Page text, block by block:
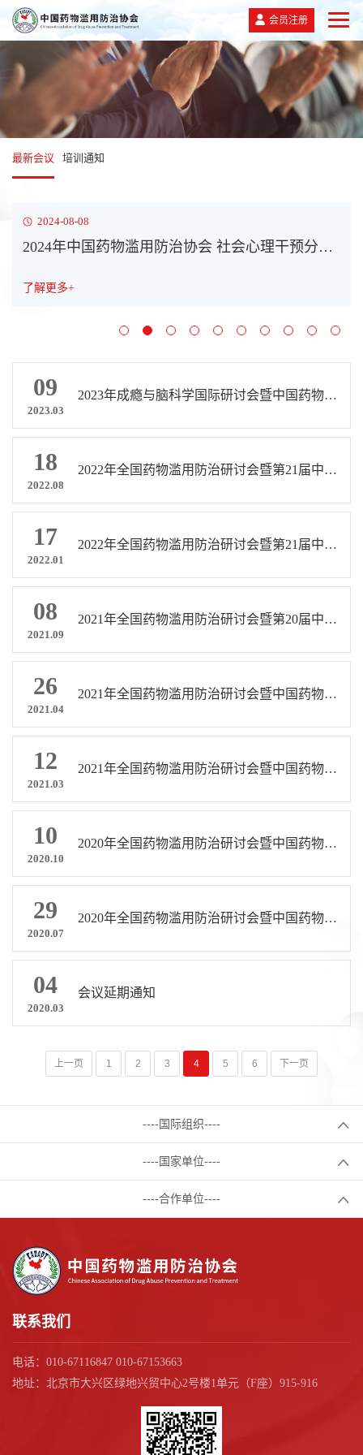
会员注册
最新会议 培训通知
2024-08-08
2024年中国药物滥用防治协会 社会心理干预分会年会通知（第二轮）
了解更多+
09
2023.03
2023年成瘾与脑科学国际研讨会暨中国药物滥用防治协会成瘾与脑科学分会第一届学术会议通知
18
2022.08
2022年全国药物滥用防治研讨会暨第21届中国药物滥用防治协会学术会议 通知（第二轮）
17
2022.01
2022年全国药物滥用防治研讨会暨第21届中国药物滥用防治协会学术会议通知
08
2021.09
2021年全国药物滥用防治研讨会暨第20届中国药物滥用防治协会学术会议第二轮通知
26
2021.04
2021年全国药物滥用防治研讨会暨中国药物滥用防治协会第二十届学术会议招商通知
12
2021.03
2021年全国药物滥用防治研讨会暨中国药物滥用防治协会第二十届学术会议通知
10
2020.10
2020年全国药物滥用防治研讨会暨中国药物滥用防治协会第十九届学术会议 通知（第三轮）
29
2020.07
2020年全国药物滥用防治研讨会暨中国药物滥用防治协会第十九届学术会议通知（第二轮）
04
2020.03
会议延期通知
上一页 1 2 3 4 5 6 下一页
----国际组织----
----国家单位----
----合作单位----
联系我们
电话：010-67116847 010-67153663
地址：北京市大兴区绿地兴贸中心2号楼1单元（F座）915-916